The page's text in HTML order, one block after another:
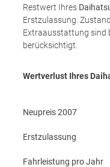
Restwert Ihres
Erstzulassung.
Extraausstattung sind
berücksichtigt.
Wertverlust Ihres
Neupreis2007
Erstzulassung
Fahrleistung pro Jahr